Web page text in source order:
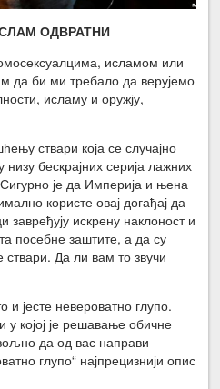
ОДВРАТНИ
исламом или
да би ми требало да верујемо
исламу и оружју,
ствари која се случајно
бескрајних серија лажних
је да Империја и њена
користе овај догађај да
завређују искрену наклоност и
посебне заштите, а да су
Да ли вам то звучи
и јесте невероватно глупо.
којој је решавање обичне
да од вас направи
глупо“ најпрецизнији опис